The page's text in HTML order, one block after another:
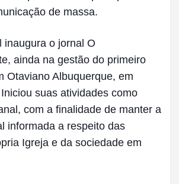
de massa.
inaugura o jornal O
ainda na gestão do primeiro
Otaviano Albuquerque, em
suas atividades como
com a finalidade de manter a
informada a respeito das
Igreja e da sociedade em